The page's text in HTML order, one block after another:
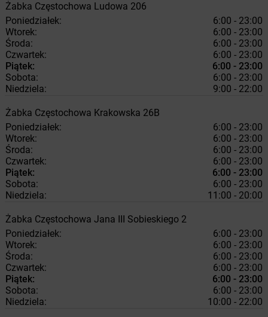
Żabka Częstochowa Ludowa 206
Poniedziałek:
6:00 - 23:00
Wtorek:
6:00 - 23:00
Środa:
6:00 - 23:00
Czwartek:
6:00 - 23:00
Piątek:
6:00 - 23:00
Sobota:
6:00 - 23:00
Niedziela:
9:00 - 22:00
Żabka Częstochowa Krakowska 26B
Poniedziałek:
6:00 - 23:00
Wtorek:
6:00 - 23:00
Środa:
6:00 - 23:00
Czwartek:
6:00 - 23:00
Piątek:
6:00 - 23:00
Sobota:
6:00 - 23:00
Niedziela:
11:00 - 20:00
Żabka Częstochowa Jana III Sobieskiego 2
Poniedziałek:
6:00 - 23:00
Wtorek:
6:00 - 23:00
Środa:
6:00 - 23:00
Czwartek:
6:00 - 23:00
Piątek:
6:00 - 23:00
Sobota:
6:00 - 23:00
Niedziela:
10:00 - 22:00